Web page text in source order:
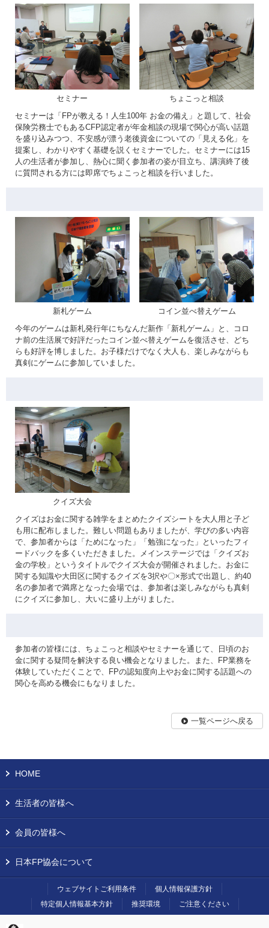
セミナー
ちょこっと相談
セミナーは「FPが教える！人生100年 お金の備え」と題して、社会
保険労務士でもあるCFP認定者が年金相談の現場で関心が高い話題
を盛り込みつつ、不安感が漂う老後資金についての「見える化」を
提案し、わかりやすく基礎を説くセミナーでした。セミナーには15
人の生活者が参加し、熱心に聞く参加者の姿が目立ち、講演終了後
に質問される方には即席でちょこっと相談を行いました。
新札ゲーム
コイン並べ替えゲーム
今年のゲームは新札発行年にちなんだ新作「新札ゲーム」と、コロ
ナ前の生活展で好評だったコイン並べ替えゲームを復活させ、どち
らも好評を博しました。お子様だけでなく大人も、楽しみながらも
真剣にゲームに参加していました。
クイズ大会
クイズはお金に関する雑学をまとめたクイズシートを大人用と子ど
も用に配布しました。難しい問題もありましたが、学びの多い内容
で、参加者からは「ためになった」「勉強になった」といったフィ
ードバックを多くいただきました。メインステージでは「クイズお
金の学校」というタイトルでクイズ大会が開催されました。お金に
関する知識や大田区に関するクイズを3択や〇×形式で出題し、約40
名の参加者で満席となった会場では、参加者は楽しみながらも真剣
にクイズに参加し、大いに盛り上がりました。
参加者の皆様には、ちょこっと相談やセミナーを通じて、日頃のお
金に関する疑問を解決する良い機会となりました。また、FP業務を
体験していただくことで、FPの認知度向上やお金に関する話題への
関心を高める機会にもなりました。
一覧ページへ戻る
HOME
生活者の皆様へ
会員の皆様へ
日本FP協会について
ウェブサイトご利用条件
個人情報保護方針
特定個人情報基本方針
推奨環境 ご注意ください